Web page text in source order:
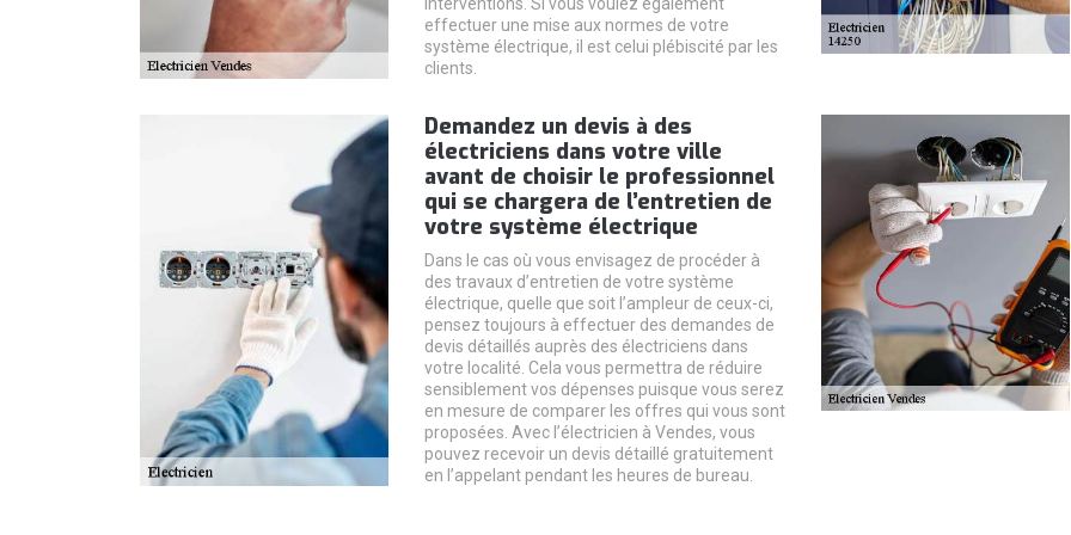
effectuer une mise aux normes de votre
système électrique, il est celui plébiscité par les
clients.
Demandez un devis à des
électriciens dans votre ville
avant de choisir le professionnel
qui se chargera de l’entretien de
votre système électrique
Dans le cas où vous envisagez de procéder à
des travaux d’entretien de votre système
électrique, quelle que soit l’ampleur de ceux-ci,
pensez toujours à effectuer des demandes de
devis détaillés auprès des électriciens dans
votre localité. Cela vous permettra de réduire
sensiblement vos dépenses puisque vous serez
en mesure de comparer les offres qui vous sont
proposées. Avec l’électricien à Vendes, vous
pouvez recevoir un devis détaillé gratuitement
en l’appelant pendant les heures de bureau.